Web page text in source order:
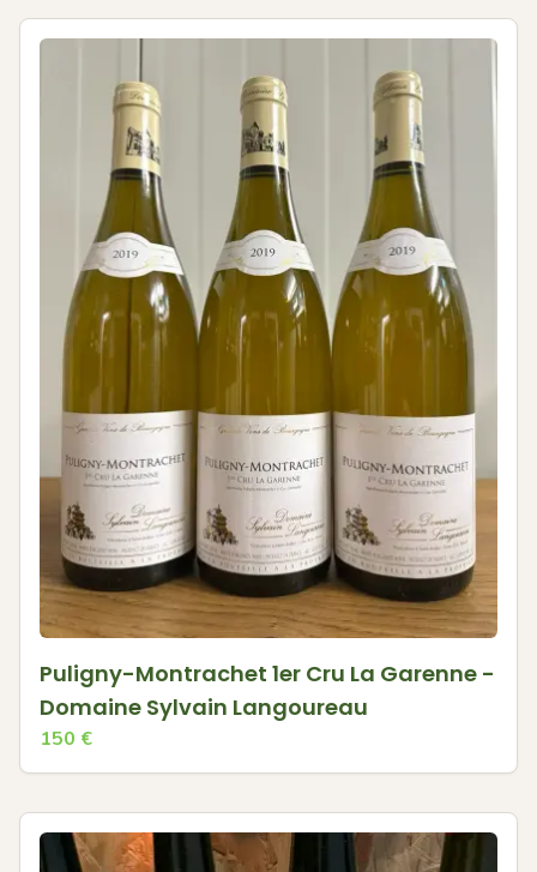
Puligny-Montrachet 1er Cru La Garenne -
Domaine Sylvain Langoureau
150 €